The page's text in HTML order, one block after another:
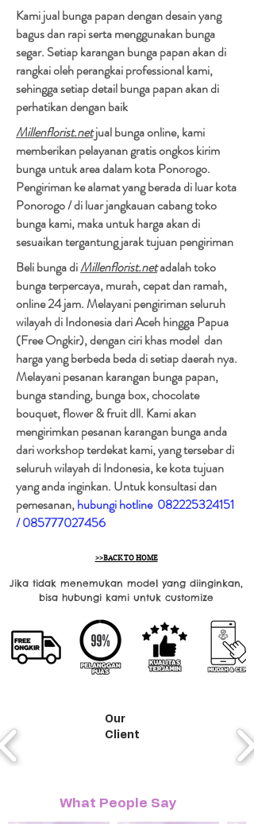
Kami jual bunga papan dengan desain yang
bagus dan rapi serta menggunakan bunga
segar. Setiap karangan bunga papan akan di
rangkai oleh perangkai professional kami,
sehingga setiap detail bunga papan akan di
perhatikan dengan baik
Millenflorist.netjual bunga online, kami
memberikan pelayanan gratis ongkos kirim
bunga untuk area dalam kota Ponorogo.
Pengiriman ke alamat yang berada di luar kota
Ponorogo / di luar jangkauan cabang toko
bunga kami, maka untuk harga akan di
sesuaikan tergantung jarak tujuan pengiriman​
Beli bunga diMillenflorist.netadalah toko
bunga terpercaya, murah, cepat dan ramah,
online 24 jam. Melayani pengiriman seluruh
wilayah di Indonesia dari Aceh hingga Papua
(Free Ongkir), dengan ciri khas model dan
harga yang berbeda beda di setiap daerah nya.
Melayani pesanan karangan bunga papan,
bunga standing, bunga box, chocolate
bouquet, flower & fruit dll. Kami akan
mengirimkan pesanan karangan bunga anda
dari workshop terdekat kami, yang tersebar di
seluruh wilayah di Indonesia, ke kota tujuan
yang anda inginkan. Untuk konsultasi dan
pemesanan,hubungi hotline 082225324151
/085777027456
>>BACK TO HOME
Jika tidak menemukan model yang diinginkan,
bisa hubungi kami untuk customize
Our
Client
What People Say